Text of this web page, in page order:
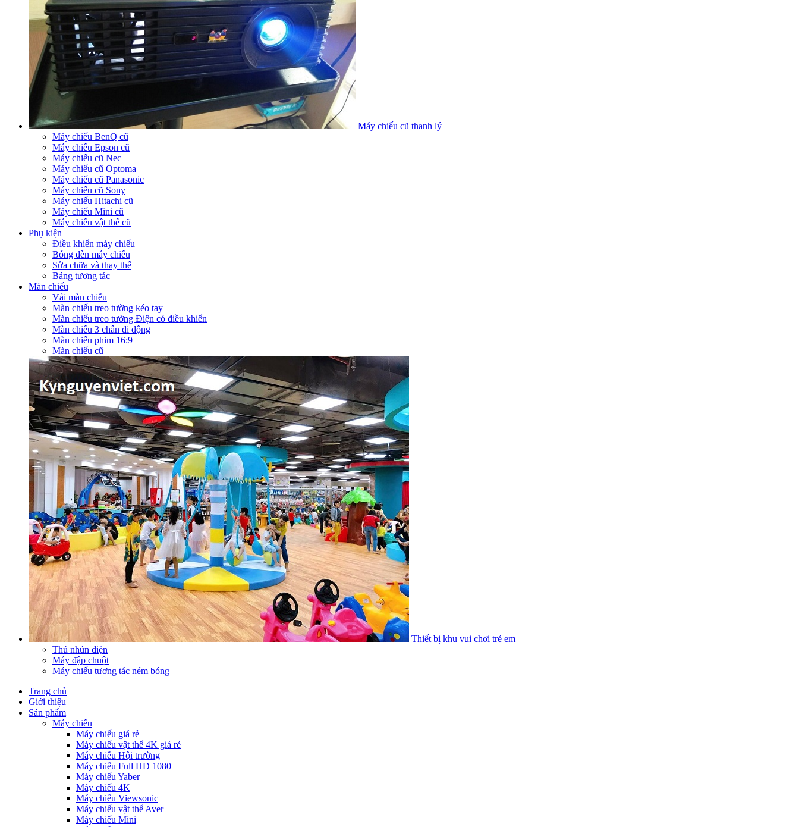
Máy chiếu cũ thanh lý
Máy chiếu BenQ cũ
Máy chiếu Epson cũ
Máy chiếu cũ Nec
Máy chiếu cũ Optoma
Máy chiếu cũ Panasonic
Máy chiếu cũ Sony
Máy chiếu Hitachi cũ
Máy chiếu Mini cũ
Máy chiếu vật thể cũ
Phụ kiện
Điều khiển máy chiếu
Bóng đèn máy chiếu
Sửa chữa và thay thế
Bảng tương tác
Màn chiếu
Vải màn chiếu
Màn chiếu treo tường kéo tay
Màn chiếu treo tường Điện có điều khiển
Màn chiếu 3 chân di động
Màn chiếu phim 16:9
Màn chiếu cũ
Thiết bị khu vui chơi trẻ em
Thú nhún điện
Máy đập chuột
Máy chiếu tương tác ném bóng
Trang chủ
Giới thiệu
Sản phẩm
Máy chiếu
Máy chiếu giá rẻ
Máy chiếu vật thể 4K giá rẻ
Máy chiếu Hội trường
Máy chiếu Full HD 1080
Máy chiếu Yaber
Máy chiếu 4K
Máy chiếu Viewsonic
Máy chiếu vật thể Aver
Máy chiếu Mini